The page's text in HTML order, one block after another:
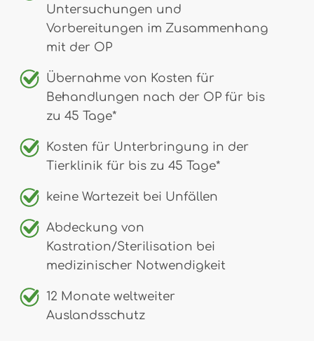
Untersuchungen und
Vorbereitungen im Zusammenhang
mit der OP
Übernahme von Kosten für
Behandlungen nach der OP für bis
zu 45 Tage*
Kosten für Unterbringung in der
Tierklinik für bis zu 45 Tage*
keine Wartezeit bei Unfällen
Abdeckung von
Kastration/Sterilisation bei
medizinischer Notwendigkeit
12 Monate weltweiter
Auslandsschutz